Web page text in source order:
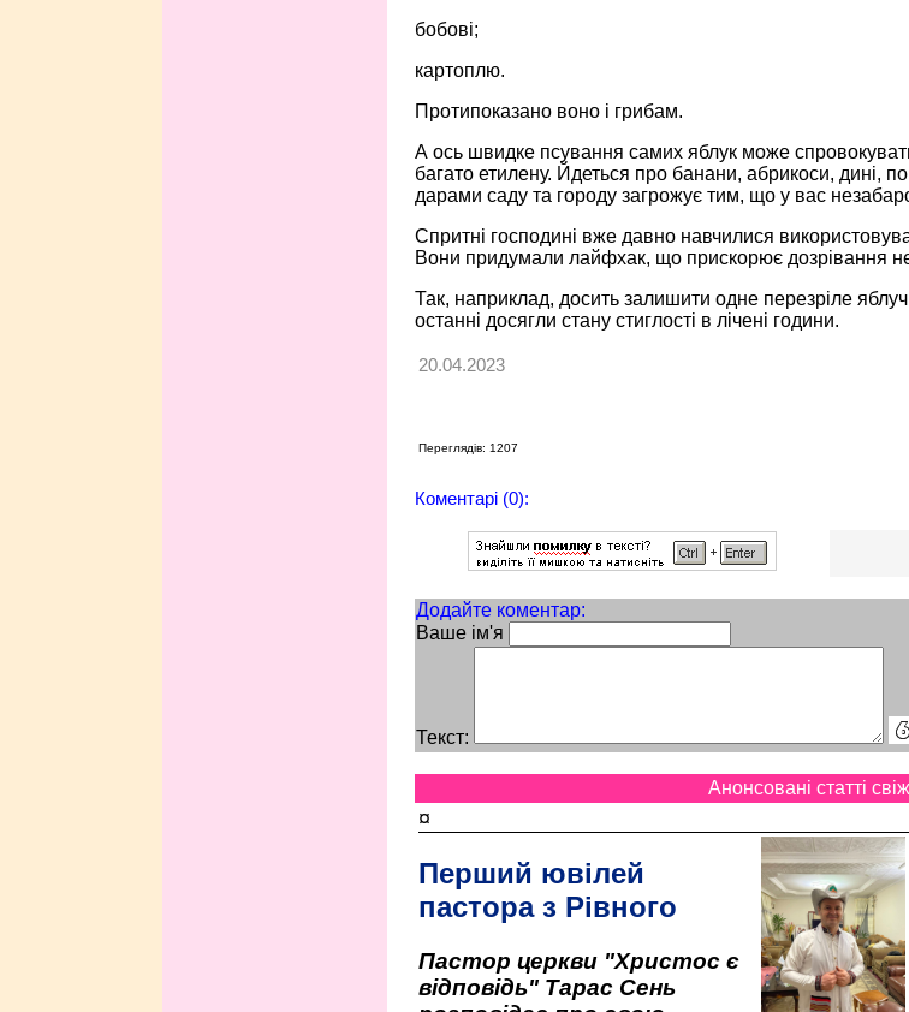
бобові;
картоплю.
Протипоказано воно і грибам.
А ось швидке псування самих яблук може
багато етилену. Йдеться про банани, абрикоси, дині,
дарами саду та городу загрожує тим, що у вас
Спритні господині вже давно навчилися
Вони придумали лайфхак, що прискорює дозрівання
Так, наприклад, досить залишити одне перезріле
останні досягли стану стиглості в лічені години.
20.04.2023
Переглядів: 1207
Коментарі (0):
Додайте коментар:
Ваше ім'я
Текст:
Анонсовані статті
¤
Перший ювілей
пастора з Рівного
Пастор церкви "Христос є
відповідь" Тарас Сень